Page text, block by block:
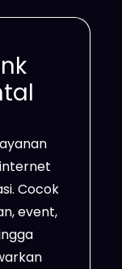
area
sinyal
belum
optik.
Cocok
event,